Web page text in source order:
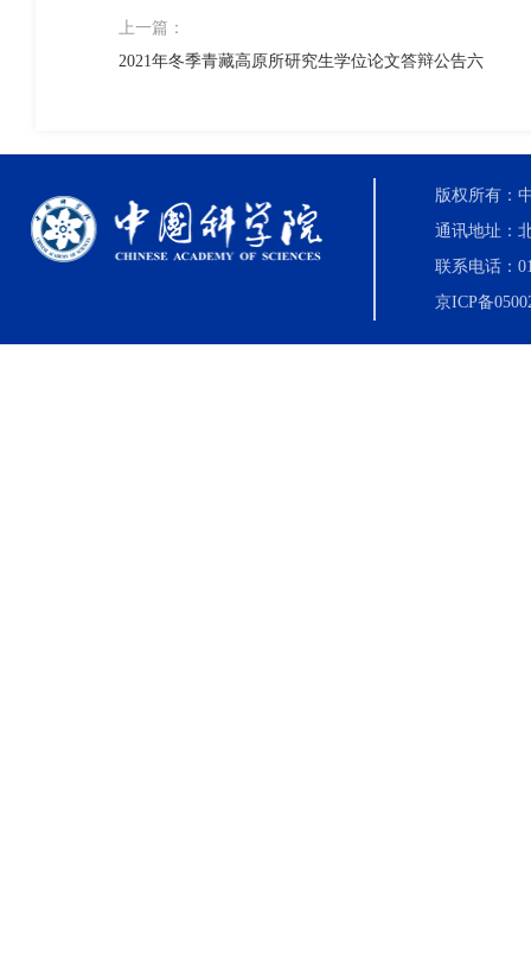
上一篇：
2021年冬季青藏高原所研究生学位论文答辩公告六
版权所有：
通讯地址：
联系电话：
京ICP备